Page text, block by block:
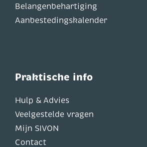
Belangenbehartiging
Aanbestedingskalender
Praktische info
Hulp & Advies
Veelgestelde vragen
Mijn SIVON
Contact